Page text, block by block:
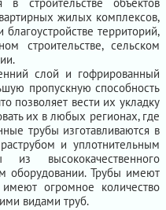
в строительстве объектов
жилых комплексов,
территорий,
строительстве, сельском
слой и гофрированный
пропускную способность
позволяет вести их укладку
их в любых регионах, где
трубы изготавливаются в
и уплотнительным
из высококачественного
оборудовании. Трубы имеют
огромное количество
видами труб.